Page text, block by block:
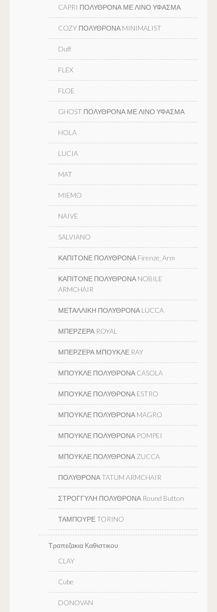
CAPRI ΠΟΛΥΘΡΟΝΑ ΜΕ ΛΙΝΟ ΥΦΑΣΜΑ
COZY ΠΟΛΥΘΡΟΝΑ MINIMALIST
Duff
FLEX
FLOE
GHOST ΠΟΛΥΘΡΟΝΑ ΜΕ ΛΙΝΟ ΥΦΑΣΜΑ
HOLA
LUCIA
MAT
MIEMO
NAIVE
SALVIANO
ΚΑΠΙΤΟΝΕ ΠΟΛΥΘΡΟΝΑ Firenze_Arm
ΚΑΠΙΤΟΝΕ ΠΟΛΥΘΡΟΝΑ NOBILE
ARMCHAIR
ΜΕΤΑΛΛΙΚΗ ΠΟΛΥΘΡΟΝΑ LUCCA
ΜΠΕΡΖΕΡΑ ROYAL
ΜΠΕΡΖΕΡΑ ΜΠΟΥΚΛΕ RAY
ΜΠΟΥΚΛΕ ΠΟΛΥΘΡΟΝΑ CASOLA
ΜΠΟΥΚΛΕ ΠΟΛΥΘΡΟΝΑ ESTRO
ΜΠΟΥΚΛΕ ΠΟΛΥΘΡΟΝΑ MAGRO
ΜΠΟΥΚΛΕ ΠΟΛΥΘΡΟΝΑ POMPEI
ΜΠΟΥΚΛΕ ΠΟΛΥΘΡΟΝΑ ZUCCA
ΠΟΛΥΘΡΟΝΑ TATUM ARMCHAIR
ΣΤΡΟΓΓΥΛΗ ΠΟΛΥΘΡΟΝΑ Round Button
ΤΑΜΠΟΥΡΕ TORINO
Τραπεζακια Καθιστικου
CLAY
Cube
DONOVAN